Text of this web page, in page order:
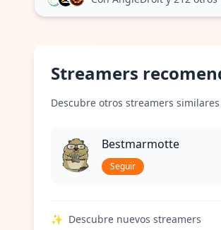
Streamers
Descubre otros streamers
Bestmarmotte
Seguir
✨ Descubre nuevos streamers